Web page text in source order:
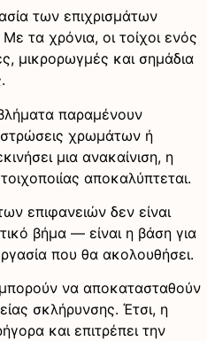
των επιχρισμάτων
τα χρόνια, οι τοίχοι ενός
μικρορωγμές και σημάδια
παραμένουν
χρωμάτων ή
μια ανακαίνιση, η
αποκαλύπτεται.
επιφανειών δεν είναι
βήμα — είναι η βάση για
που θα ακολουθήσει.
να αποκατασταθούν
σκλήρυνσης. Έτσι, η
και επιτρέπει την